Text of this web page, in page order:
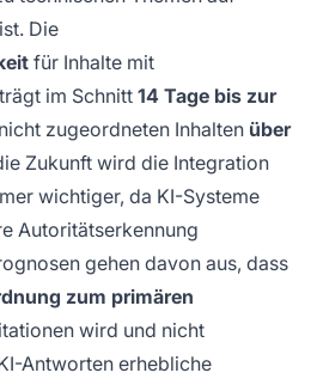
Die
für Inhalte mit
im Schnitt 14 Tage bis zur
zugeordneten Inhalten über
Zukunft wird die Integration
wichtiger, da KI-Systeme
Autoritätserkennung
gehen davon aus, dass
zum primären
wird und nicht
Antworten erhebliche